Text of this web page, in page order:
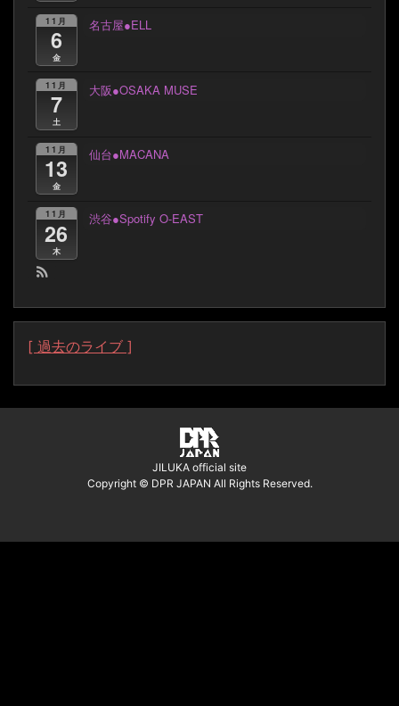
11月
6
金
名古屋●ELL
11月
7
土
大阪●OSAKA MUSE
11月
13
金
仙台●MACANA
11月
26
木
渋谷●Spotify O-EAST
[ 過去のライブ ]
JILUKA official site
Copyright © DPR JAPAN All Rights Reserved.